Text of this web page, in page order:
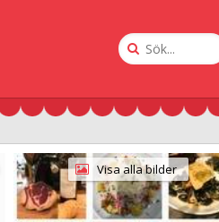
Sök
på
Visa alla bilder